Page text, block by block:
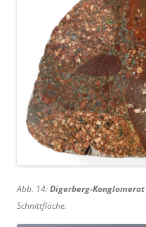
Abb. 14:Digerberg-Konglomerat
Schnittfläche.